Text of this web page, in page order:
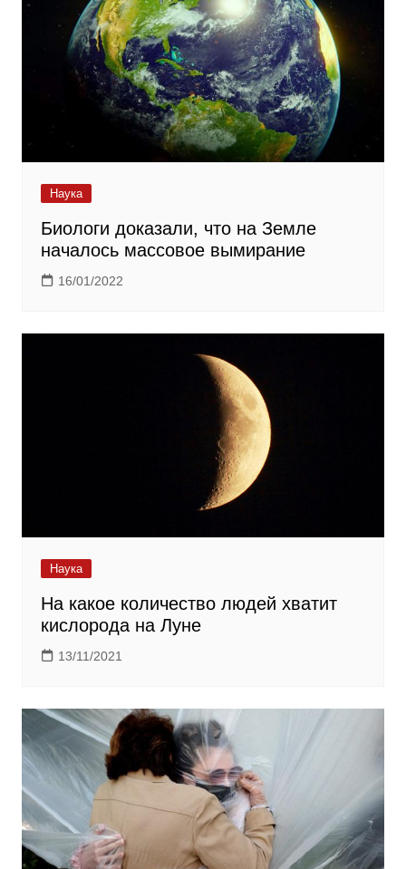
Наука
Биологи доказали, что на Земле
началось массовое вымирание
16/01/2022
Наука
На какое количество людей хватит
кислорода на Луне
13/11/2021